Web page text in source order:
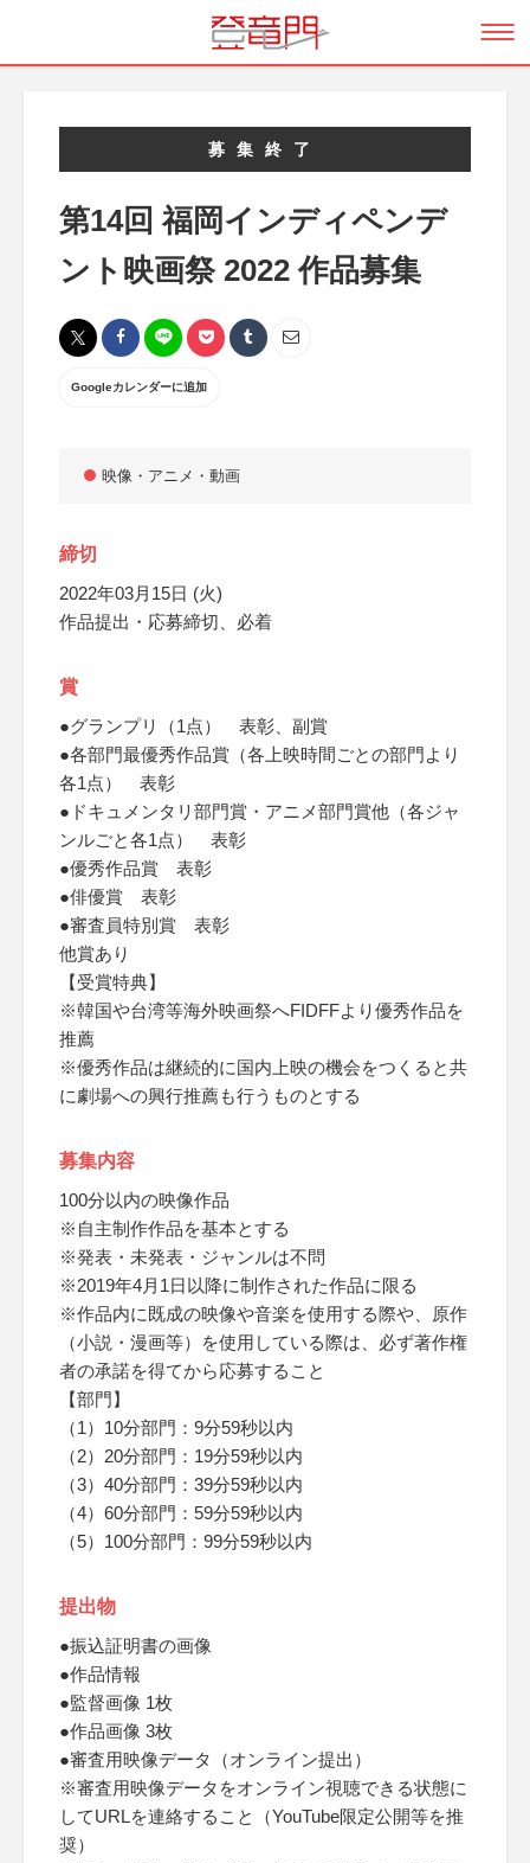
募集終了
第14回 福岡インディペンデ
ント映画祭 2022 作品募集
Googleカレンダーに追加
映像・アニメ・動画
締切
2022年03月15日 (火)
作品提出・応募締切、必着
賞
●グランプリ（1点） 表彰、副賞
●各部門最優秀作品賞（各上映時間ごとの部門より
各1点） 表彰
●ドキュメンタリ部門賞・アニメ部門賞他（各ジャ
ンルごと各1点） 表彰
●優秀作品賞 表彰
●俳優賞 表彰
●審査員特別賞 表彰
他賞あり
【受賞特典】
※韓国や台湾等海外映画祭へFIDFFより優秀作品を
推薦
※優秀作品は継続的に国内上映の機会をつくると共
に劇場への興行推薦も行うものとする
募集内容
100分以内の映像作品
※自主制作作品を基本とする
※発表・未発表・ジャンルは不問
※2019年4月1日以降に制作された作品に限る
※作品内に既成の映像や音楽を使用する際や、原作
（小説・漫画等）を使用している際は、必ず著作権
者の承諾を得てから応募すること
【部門】
（1）10分部門：9分59秒以内
（2）20分部門：19分59秒以内
（3）40分部門：39分59秒以内
（4）60分部門：59分59秒以内
（5）100分部門：99分59秒以内
提出物
●振込証明書の画像
●作品情報
●監督画像 1枚
●作品画像 3枚
●審査用映像データ（オンライン提出）
※審査用映像データをオンライン視聴できる状態に
してURLを連絡すること（YouTube限定公開等を推
奨）